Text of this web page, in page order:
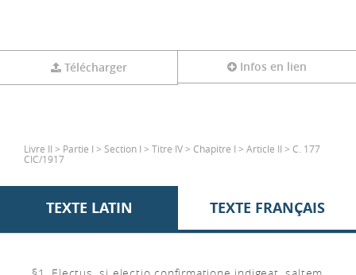
Télécharger Infos en lien
Livre II > Partie I > Section I > Titre IV > Chapitre I > Article II > C. 177
CIC/1917
TEXTE LATIN TEXTE FRANÇAIS